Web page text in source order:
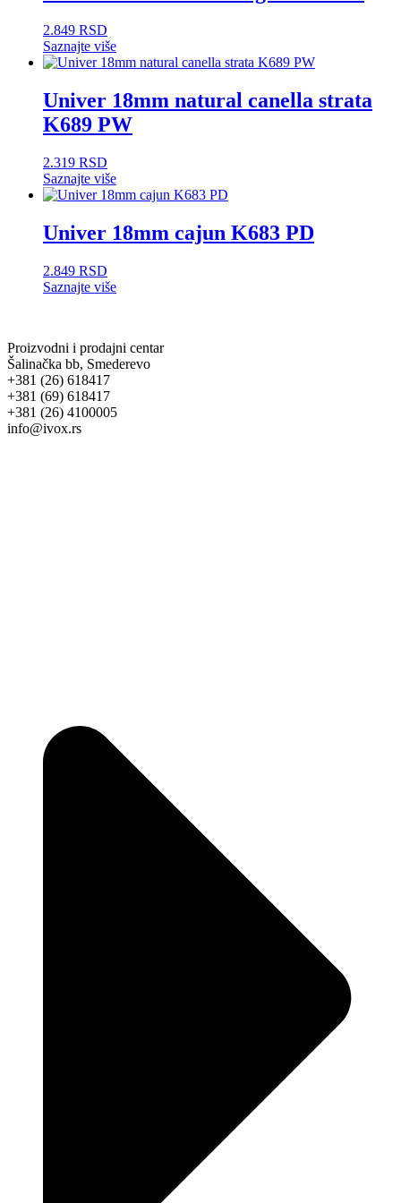
2.849 RSD
Saznajte više
Univer 18mm natural canella strata
K689 PW
2.319 RSD
Saznajte više
Univer 18mm cajun K683 PD
2.849 RSD
Saznajte više
Proizvodni i prodajni centar
Šalinačka bb, Smederevo
+381 (26) 618417
+381 (69) 618417
+381 (26) 4100005
info@ivox.rs